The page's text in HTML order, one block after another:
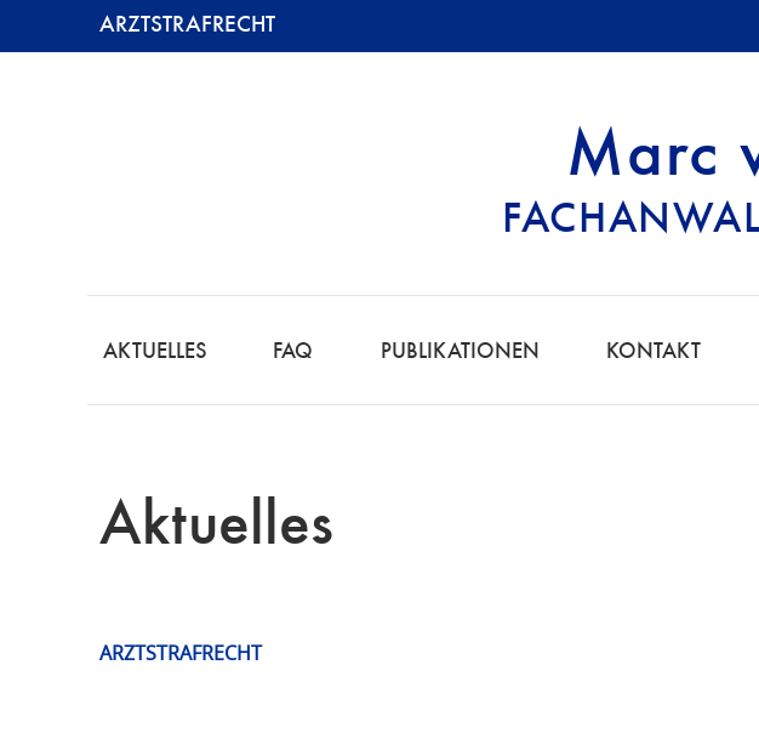
ARZTSTRAFRECHT
Marc
ARZTSTRAFRECHT |
AKTUELLES FAQ PUBLIKATIONEN KONTAKT
Aktuelles
ARZTSTRAFRECHT